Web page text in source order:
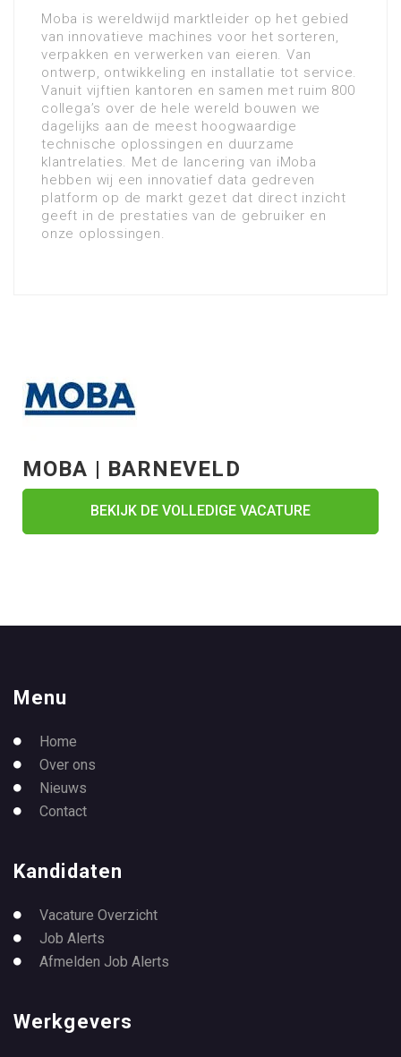
Moba is wereldwijd marktleider op het gebied
van innovatieve machines voor het sorteren,
verpakken en verwerken van eieren. Van
ontwerp, ontwikkeling en installatie tot service.
Vanuit vijftien kantoren en samen met ruim 800
collega’s over de hele wereld bouwen we
dagelijks aan de meest hoogwaardige
technische oplossingen en duurzame
klantrelaties. Met de lancering van iMoba
hebben wij een innovatief data gedreven
platform op de markt gezet dat direct inzicht
geeft in de prestaties van de gebruiker en
onze oplossingen.
MOBA | BARNEVELD
BEKIJK DE VOLLEDIGE VACATURE
Menu
Home
Over ons
Nieuws
Contact
Kandidaten
Vacature Overzicht
Job Alerts
Afmelden Job Alerts
Werkgevers